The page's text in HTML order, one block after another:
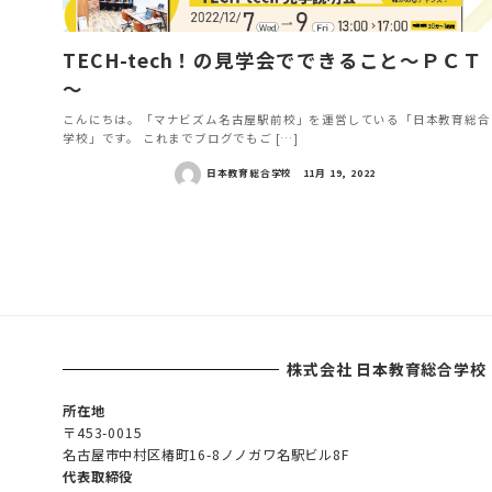
TECH-tech！の見学会でできること～ＰＣＴ
～
こんにちは。「マナビズム名古屋駅前校」を運営している「日本教育総合
学校」です。 これまでブログでもご […]
日本教育総合学校 11月 19, 2022
ゲ
ー
シ
ョ
株式会社 日本教育総合学校
所在地
〒453-0015
名古屋市中村区椿町16-8ノノガワ名駅ビル8F
代表取締役